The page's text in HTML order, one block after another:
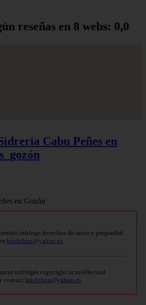
reseñas en 8 webs: 0,0
Cabu Peñes en
infringe derechos de autor o propiedad
bitelchux@yahoo.es
infringes copyright or intellectual
contact bitelchux@yahoo.es